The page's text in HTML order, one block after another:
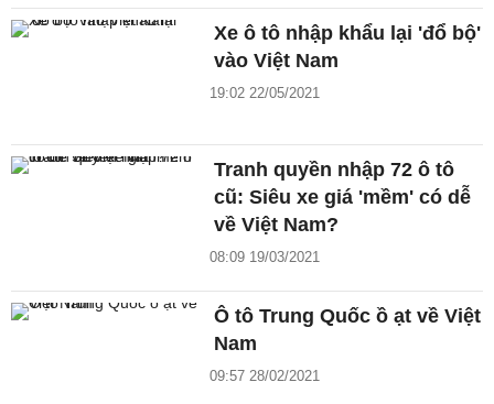
Xe ô tô nhập khẩu lại 'đổ bộ'
vào Việt Nam
19:02 22/05/2021
Tranh quyền nhập 72 ô tô
cũ: Siêu xe giá 'mềm' có dễ
về Việt Nam?
08:09 19/03/2021
Ô tô Trung Quốc ồ ạt về Việt
Nam
09:57 28/02/2021